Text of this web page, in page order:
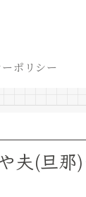
ポリシー
夫(旦那